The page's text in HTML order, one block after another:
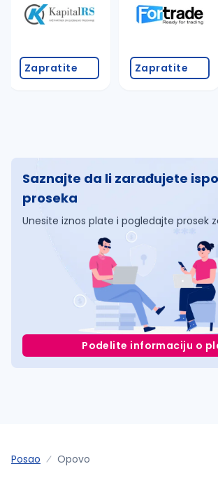
Zapratite Zapratite
Saznajte da li zarađujete
proseka
Unesite iznos plate i pogledajte prosek
Podelite informaciju o
Posao Opovo